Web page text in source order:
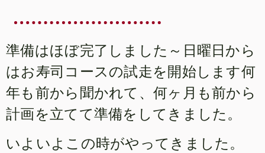
準備はほぼ完了しました～日曜日から
はお寿司コースの試走を開始します何
年も前から聞かれて、何ヶ月も前から
計画を立てて準備をしてきました。
いよいよこの時がやってきました。